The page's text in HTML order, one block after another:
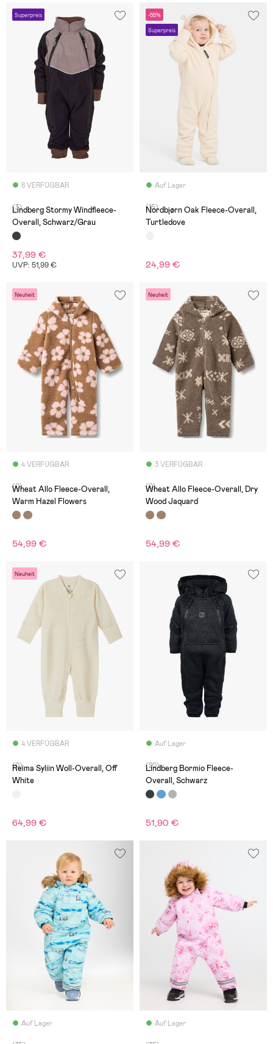
Superpreis
8 VERFÜGBAR
(3)
Lindberg Stormy Windfleece-
Overall, Schwarz/Grau
37,99 €
UVP: 51,99 €
-55%
Superpreis
Auf Lager
(15)
Nordbjørn Oak Fleece-Overall,
Turtledove
24,99 €
Neuheit
4 VERFÜGBAR
(0)
Wheat Allo Fleece-Overall,
Warm Hazel Flowers
54,99 €
Neuheit
3 VERFÜGBAR
(0)
Wheat Allo Fleece-Overall, Dry
Wood Jaquard
54,99 €
Neuheit
4 VERFÜGBAR
(0)
Reima Syliin Woll-Overall, Off
White
64,99 €
Auf Lager
(20)
Lindberg Bormio Fleece-
Overall, Schwarz
51,90 €
Auf Lager Auf Lager